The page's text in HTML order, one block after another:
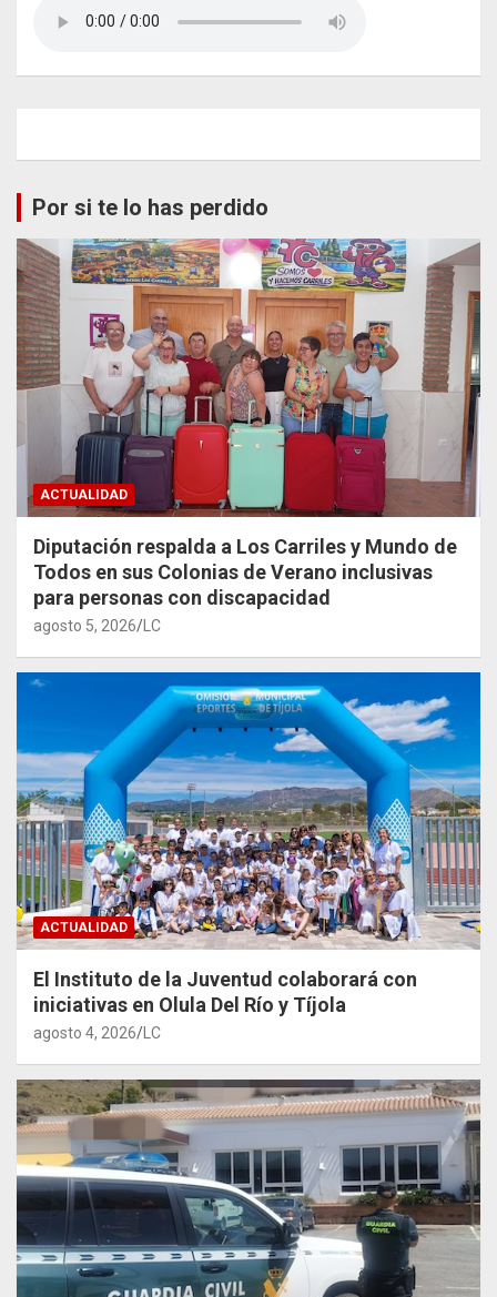
Por si te lo has perdido
ACTUALIDAD
Diputación respalda a Los Carriles y Mundo de
Todos en sus Colonias de Verano inclusivas
para personas con discapacidad
agosto 5, 2026 LC
ACTUALIDAD
El Instituto de la Juventud colaborará con
iniciativas en Olula Del Río y Tíjola
agosto 4, 2026 LC